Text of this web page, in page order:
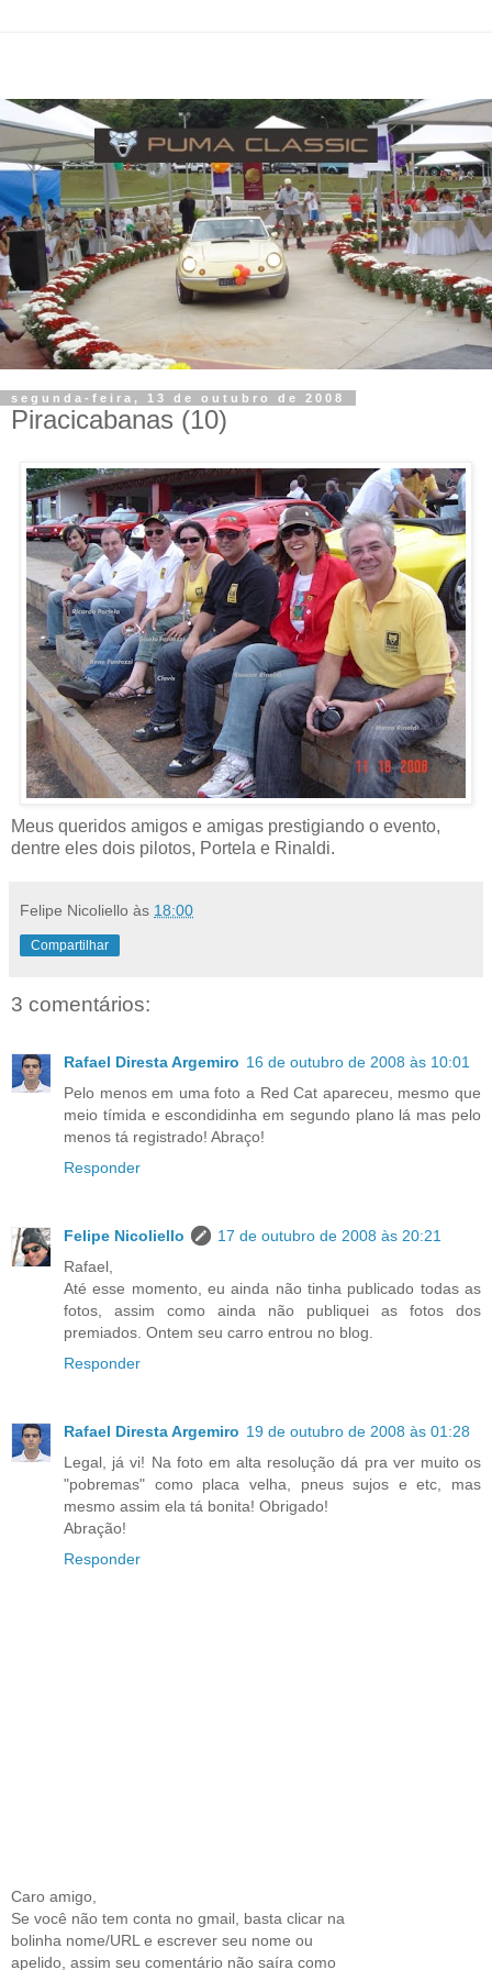
segunda-feira, 13 de outubro de 2008
Piracicabanas (10)
Meus queridos amigos e amigas prestigiando o evento,
dentre eles dois pilotos, Portela e Rinaldi.
Felipe Nicoliello às 18:00
Compartilhar
3 comentários:
Rafael Diresta Argemiro 16 de outubro de 2008 às 10:01
Pelo menos em uma foto a Red Cat apareceu, mesmo que
meio tímida e escondidinha em segundo plano lá mas pelo
menos tá registrado! Abraço!
Responder
Felipe Nicoliello
17 de outubro de 2008 às 20:21
Rafael,
Até esse momento, eu ainda não tinha publicado todas as
fotos, assim como ainda não publiquei as fotos dos
premiados. Ontem seu carro entrou no blog.
Responder
Rafael Diresta Argemiro 19 de outubro de 2008 às 01:28
Legal, já vi! Na foto em alta resolução dá pra ver muito os
"pobremas" como placa velha, pneus sujos e etc, mas
mesmo assim ela tá bonita! Obrigado!
Abração!
Responder
Caro amigo,
Se você não tem conta no gmail, basta clicar na
bolinha nome/URL e escrever seu nome ou
apelido, assim seu comentário não saíra como